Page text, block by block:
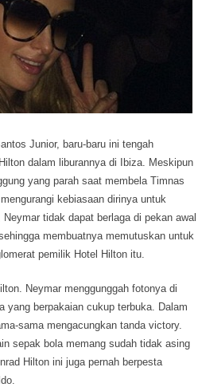
Junior, baru-baru ini tengah
dalam liburannya di Ibiza. Meskipun
yang parah saat membela Timnas
kebiasaan dirinya untuk
tidak dapat berlaga di pekan awal
membuatnya memutuskan untuk
pemilik Hotel Hilton itu.
Neymar menggunggah fotonya di
yang berpakaian cukup terbuka. Dalam
sama mengacungkan tanda victory.
sepak bola memang sudah tidak asing
Hilton ini juga pernah berpesta